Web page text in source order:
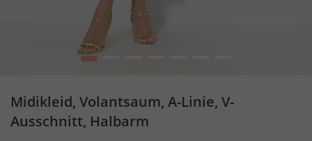
1
Midikleid, Volantsaum, A-Linie, V-
Ausschnitt, Halbarm